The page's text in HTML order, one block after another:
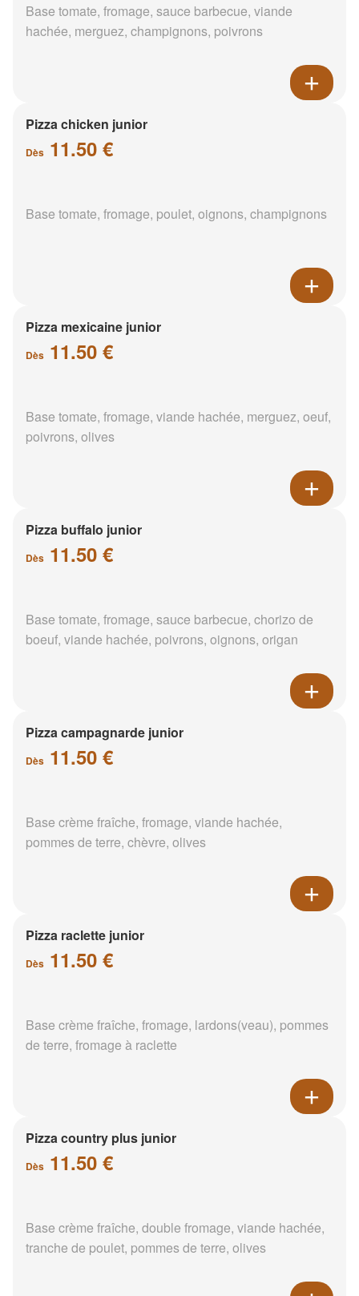
Base tomate, fromage, sauce barbecue, viande
hachée, merguez, champignons, poivrons
Pizza chicken junior
Dès 11.50 €
Base tomate, fromage, poulet, oignons, champignons
Pizza mexicaine junior
Dès 11.50 €
Base tomate, fromage, viande hachée, merguez, oeuf,
poivrons, olives
Pizza buffalo junior
Dès 11.50 €
Base tomate, fromage, sauce barbecue, chorizo de
boeuf, viande hachée, poivrons, oignons, origan
Pizza campagnarde junior
Dès 11.50 €
Base crème fraîche, fromage, viande hachée,
pommes de terre, chèvre, olives
Pizza raclette junior
Dès 11.50 €
Base crème fraîche, fromage, lardons(veau), pommes
de terre, fromage à raclette
Pizza country plus junior
Dès 11.50 €
Base crème fraîche, double fromage, viande hachée,
tranche de poulet, pommes de terre, olives